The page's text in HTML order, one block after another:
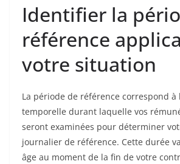
Identifier la
référence
votre situation
La période de référence correspond à
temporelle durant laquelle vos
seront examinées pour déterminer
journalier de référence. Cette durée
âge au moment de la fin de votre